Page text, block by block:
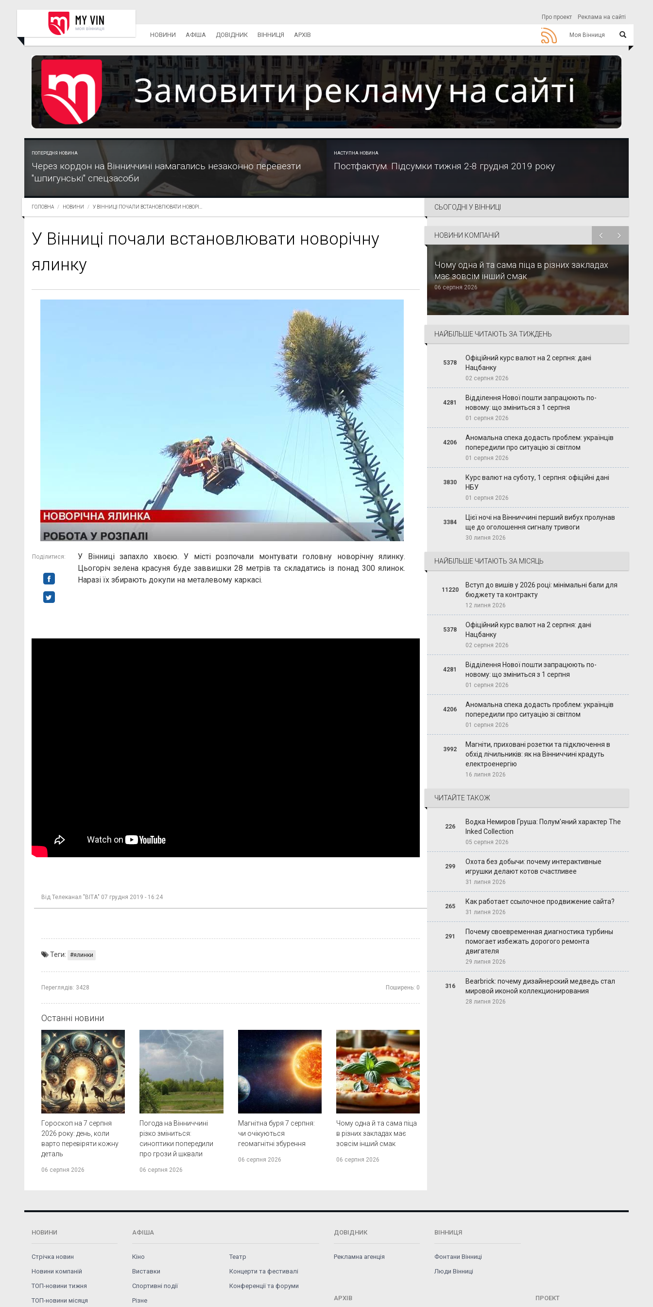
Про проект Реклама на сайті
Моя Вінниця
НОВИНИ АФІША ДОВІДНИК ВІННИЦЯ АРХІВ
ПОПЕРЕДНЯ НОВИНА
Через кордон на Вінниччині намагались незаконно перевезти
"шпигунські" спецзасоби
НАСТУПНА НОВИНА
Постфактум. Підсумки тижня 2-8 грудня 2019 року
ГОЛОВНА НОВИНИ У ВІННИЦІ ПОЧАЛИ ВСТАНОВЛЮВАТИ НОВОРІ...
У Вінниці почали встановлювати новорічну
ялинку
Поділитися:
У Вінниці запахло хвоєю. У місті розпочали монтувати головну новорічну ялинку.
Цьогоріч зелена красуня буде заввишки 28 метрів та складатись із понад 300 ялинок.
Наразі їх збирають докупи на металевому каркасі.
Від Телеканал "ВІТА" 07 грудня 2019 - 16:24
Теги: ялинки
Переглядів: 3428 Поширень: 0
Останні новини
Гороскоп на 7 серпня
2026 року: день, коли
варто перевіряти кожну
деталь
06 серпня 2026
Погода на Вінниччині
різко зміниться:
синоптики попередили
про грози й шквали
06 серпня 2026
Магнітна буря 7 серпня:
чи очікуються
геомагнітні збурення
06 серпня 2026
Чому одна й та сама піца
в різних закладах має
зовсім інший смак
06 серпня 2026
СЬОГОДНІ У ВІННИЦІ
НОВИНИ КОМПАНІЙ
Чому одна й та сама піца в різних закладах
має зовсім інший смак
06 серпня 2026
НАЙБІЛЬШЕ ЧИТАЮТЬ ЗА ТИЖДЕНЬ
5378
Офіційний курс валют на 2 серпня: дані
Нацбанку
02 серпня 2026
4281
Відділення Нової пошти запрацюють по-
новому: що зміниться з 1 серпня
01 серпня 2026
4206
Аномальна спека додасть проблем: українців
попередили про ситуацію зі світлом
01 серпня 2026
3830
Курс валют на суботу, 1 серпня: офіційні дані
НБУ
01 серпня 2026
3384
Цієї ночі на Вінниччині перший вибух пролунав
ще до оголошення сигналу тривоги
30 липня 2026
НАЙБІЛЬШЕ ЧИТАЮТЬ ЗА МІСЯЦЬ
11220
Вступ до вишів у 2026 році: мінімальні бали для
бюджету та контракту
12 липня 2026
5378
Офіційний курс валют на 2 серпня: дані
Нацбанку
02 серпня 2026
4281
Відділення Нової пошти запрацюють по-
новому: що зміниться з 1 серпня
01 серпня 2026
4206
Аномальна спека додасть проблем: українців
попередили про ситуацію зі світлом
01 серпня 2026
3992
Магніти, приховані розетки та підключення в
обхід лічильників: як на Вінниччині крадуть
електроенергію
16 липня 2026
ЧИТАЙТЕ ТАКОЖ
226
Водка Немиров Груша: Полум'яний характер The
Inked Collection
05 серпня 2026
299
Охота без добычи: почему интерактивные
игрушки делают котов счастливее
31 липня 2026
265
Как работает ссылочное продвижение сайта?
31 липня 2026
291
Почему своевременная диагностика турбины
помогает избежать дорогого ремонта
двигателя
29 липня 2026
316
Bearbrick: почему дизайнерский медведь стал
мировой иконой коллекционирования
28 липня 2026
НОВИНИ
Стрічка новин
Новини компаній
ТОП-новини тижня
ТОП-новини місяця
АФІША
Кіно
Театр
Виставки
Концерти та фестивалі
Спортивні події
Конференції та форуми
Різне
ДОВІДНИК
Рекламна агенція
ВІННИЦЯ
Фонтани Вінниці
Люди Вінниці
АРХІВ ПРОЕКТ